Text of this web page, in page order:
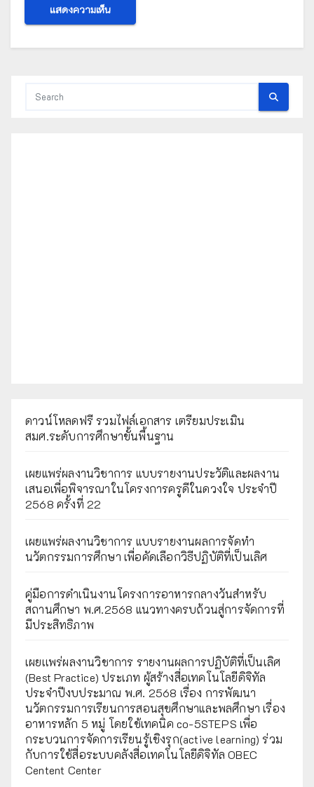
ดาวน์โหลดฟรี รวมไฟล์เอกสาร เตรียมประเมิน
สมศ.ระดับการศึกษาขั้นพื้นฐาน
เผยแพร่ผลงานวิชาการ แบบรายงานประวัติและผลงาน
เสนอเพื่อพิจารณาในโครงการครูดีในดวงใจ ประจำปี
2568 ครั้งที่ 22
เผยแพร่ผลงานวิชาการ แบบรายงานผลการจัดทำ
นวัตกรรมการศึกษา เพื่อคัดเลือกวิธีปฏิบัติที่เป็นเลิศ
คู่มือการดำเนินงานโครงการอาหารกลางวันสำหรับ
สถานศึกษา พ.ศ.2568 แนวทางครบถ้วนสู่การจัดการที่
มีประสิทธิภาพ
เผยเเพร่ผลงานวิชาการ รายงานผลการปฏิบัติที่เป็นเลิศ
(Best Practice) ประเภท ผู้สร้างสื่อเทคโนโลยีดิจิทัล
ประจำปีงบประมาณ พ.ศ. 2568 เรื่อง การพัฒนา
นวัตกรรมการเรียนการสอนสุขศึกษาและพลศึกษา เรื่อง
อาหารหลัก 5 หมู่ โดยใช้เทคนิค co-5STEPS เพื่อ
กระบวนการจัดการเรียนรู้เชิงรุก(active learning) ร่วม
กับการใช้สื่อระบบคลังสื่อเทคโนโลยีดิจิทัล OBEC
Centent Center